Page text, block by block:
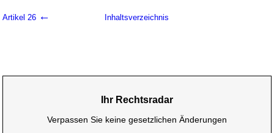
Artikel 26 ← Inhaltsverzeichnis
Ihr Rechtsradar
Verpassen Sie keine gesetzlichen Änderungen